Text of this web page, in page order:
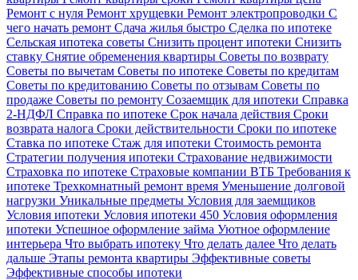
Ремонт с нуля Ремонт хрущевки Ремонт электропроводки С
чего начать ремонт Сдача жилья быстро Сделка по ипотеке
Сельская ипотека советы Снизить процент ипотеки Снизить
ставку Снятие обременения квартиры Советы по возврату
Советы по вычетам Советы по ипотеке Советы по кредитам
Советы по кредитованию Советы по отзывам Советы по
продаже Советы по ремонту Созаемщик для ипотеки Справка
2-НДФЛ Справка по ипотеке Срок начала действия Сроки
возврата налога Сроки действительности Сроки по ипотеке
Ставка по ипотеке Стаж для ипотеки Стоимость ремонта
Стратегии получения ипотеки Страхование недвижимости
Страховка по ипотеке Страховые компании ВТБ Требования к
ипотеке Трехкомнатный ремонт время Уменьшение долговой
нагрузки Уникальные предметы Условия для заемщиков
Условия ипотеки Условия ипотеки 450 Условия оформления
ипотеки Успешное оформление займа Уютное оформление
интерьера Что выбрать ипотеку Что делать далее Что делать
дальше Этапы ремонта квартиры Эффективные советы
Эффективные способы ипотеки